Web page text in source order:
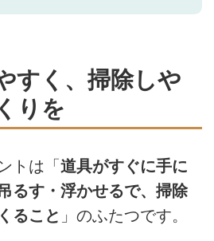
すく、掃除しや
りを
トは「 道具がすぐに手に
るす・浮かせるで、掃除
ること 」のふたつです。